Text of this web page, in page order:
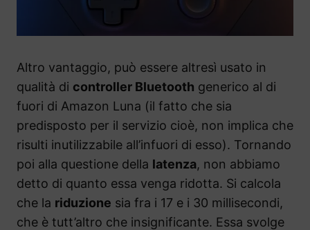
Altro vantaggio, può essere altresì usato in
qualità di controller Bluetooth generico al di
fuori di Amazon Luna (il fatto che sia
predisposto per il servizio cioè, non implica che
risulti inutilizzabile all’infuori di esso). Tornando
poi alla questione della latenza, non abbiamo
detto di quanto essa venga ridotta. Si calcola
che la riduzione sia fra i 17 e i 30 millisecondi,
che è tutt’altro che insignificante. Essa svolge